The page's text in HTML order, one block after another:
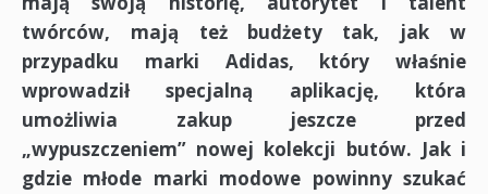
twórców, mają też budżety tak, jak w
przypadku marki Adidas, który właśnie
wprowadził specjalną aplikację, która
umożliwia zakup jeszcze przed
„wypuszczeniem” nowej kolekcji butów. Jak i
gdzie młode marki modowe powinny szukać